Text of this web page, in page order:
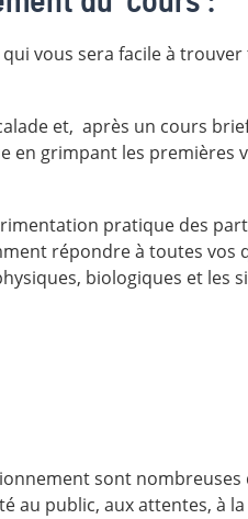
vous sera facile à
et, après un cours
grimpant les premières
pratique des
répondre à toutes vos
biologiques et les
sont
public, aux attentes, à